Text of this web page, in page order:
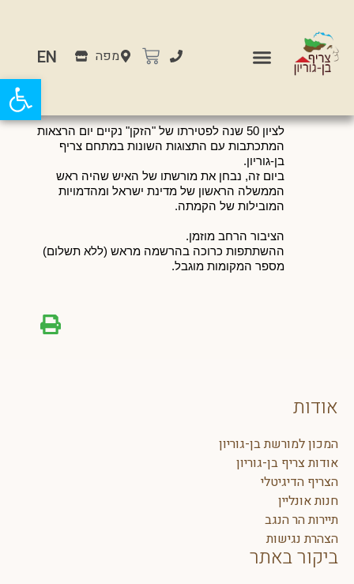
מפה EN
לציון 50 שנה לפטירתו של "הזקן" נקיים יום הרצאות
המתכתבות עם התצוגות השונות במתחם צריף
בן-גוריון.
ביום זה, נבחן את מורשתו של האיש שהיה ראש
הממשלה הראשון של מדינת ישראל ומהדמויות
המובילות של הקמתה.
הציבור הרחב מוזמן.
ההשתתפות כרוכה בהרשמה מראש (ללא תשלום)
מספר המקומות מוגבל.
אודות
המכון למורשת בן-גוריון
אודות צריף בן-גוריון
הצריף הדיגיטלי
חנות אונליין
תיירות הר הנגב
הצהרת נגישות
ביקור באתר